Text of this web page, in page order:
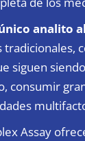
analito
siguen
consumir
Assay